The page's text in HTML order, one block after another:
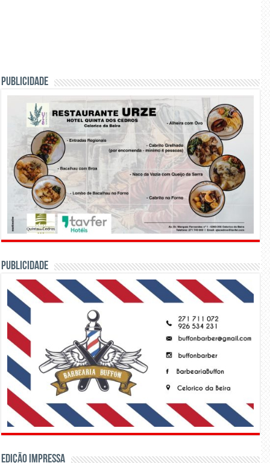
PUBLICIDADE
PUBLICIDADE
Edição Impressa